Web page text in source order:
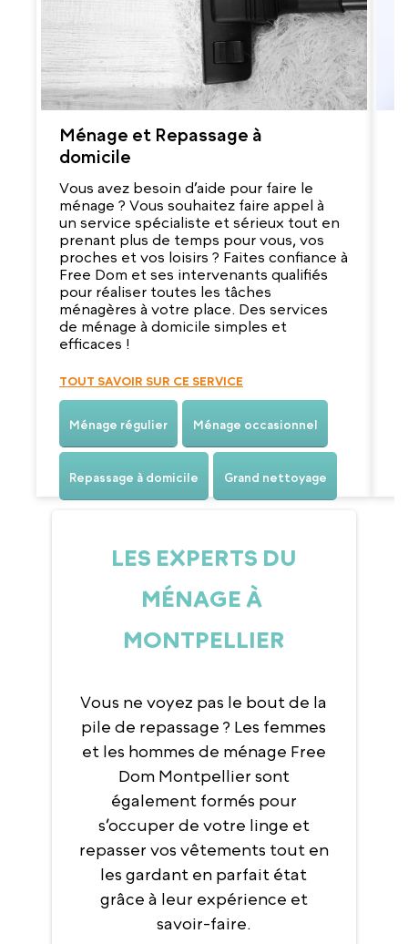
Ménage et Repassage à
domicile
Vous avez besoin d’aide pour faire le
ménage ? Vous souhaitez faire appel à
un service spécialiste et sérieux tout en
prenant plus de temps pour vous, vos
proches et vos loisirs ? Faites confiance à
Free Dom et ses intervenants qualifiés
pour réaliser toutes les tâches
ménagères à votre place. Des services
de ménage à domicile simples et
efficaces !
TOUT SAVOIR SUR CE SERVICE
Ménage régulier Ménage occasionnel
Repassage à domicile Grand nettoyage
LES EXPERTS DU
MÉNAGE À
MONTPELLIER
Vous ne voyez pas le bout de la
pile de repassage ? Les femmes
et les hommes de ménage Free
Dom Montpellier sont
également formés pour
s’occuper de votre linge et
repasser vos vêtements tout en
les gardant en parfait état
grâce à leur expérience et
savoir-faire.